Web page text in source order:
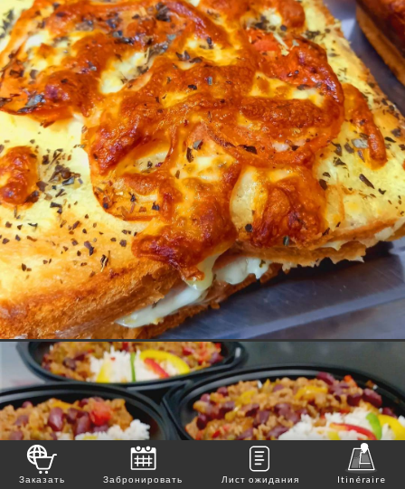
Заказать Забронировать Лист ожидания Itinéraire